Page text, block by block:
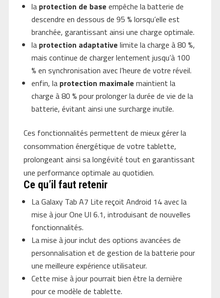
la protection de base empêche la batterie de
descendre en dessous de 95 % lorsqu’elle est
branchée, garantissant ainsi une charge optimale.
la protection adaptative limite la charge à 80 %,
mais continue de charger lentement jusqu’à 100
% en synchronisation avec l’heure de votre réveil.
enfin, la protection maximale maintient la
charge à 80 % pour prolonger la durée de vie de la
batterie, évitant ainsi une surcharge inutile.
Ces fonctionnalités permettent de mieux gérer la
consommation énergétique de votre tablette,
prolongeant ainsi sa longévité tout en garantissant
une performance optimale au quotidien.
Ce qu’il faut retenir
La Galaxy Tab A7 Lite reçoit Android 14 avec la
mise à jour One UI 6.1, introduisant de nouvelles
fonctionnalités.
La mise à jour inclut des options avancées de
personnalisation et de gestion de la batterie pour
une meilleure expérience utilisateur.
Cette mise à jour pourrait bien être la dernière
pour ce modèle de tablette.